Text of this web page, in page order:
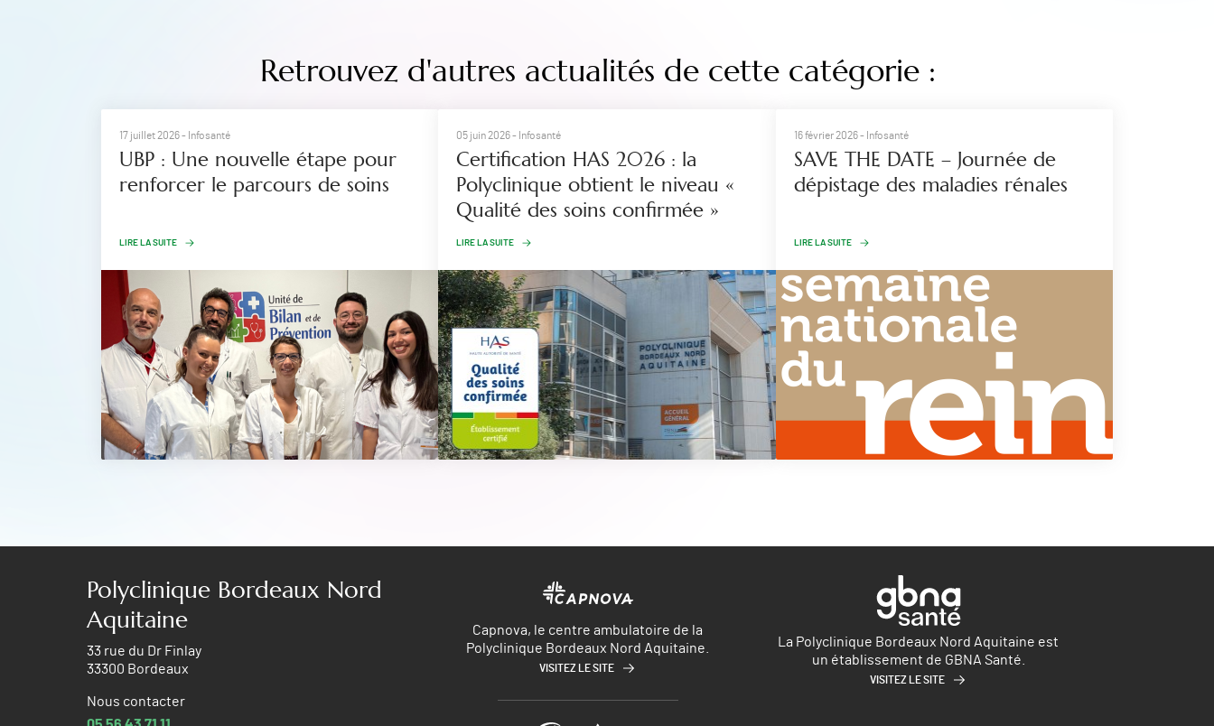
Retrouvez d'autres actualités de cette catégorie :
17 juillet 2026- Infosanté
UBP : Une nouvelle étape pour
renforcer le parcours de soins
LIRE LA SUITE
05 juin 2026- Infosanté
Certification HAS 2026 : la
Polyclinique obtient le niveau «
Qualité des soins confirmée »
LIRE LA SUITE
16 février 2026- Infosanté
SAVE THE DATE – Journée de
dépistage des maladies rénales
LIRE LA SUITE
Polyclinique Bordeaux Nord
Aquitaine
33 rue du Dr Finlay
33300 Bordeaux
Nous contacter
Capnova, le centre ambulatoire de la
Polyclinique Bordeaux Nord Aquitaine.
VISITEZ LE SITE
La Polyclinique Bordeaux Nord Aquitaine est
un établissement de GBNA Santé.
VISITEZ LE SITE